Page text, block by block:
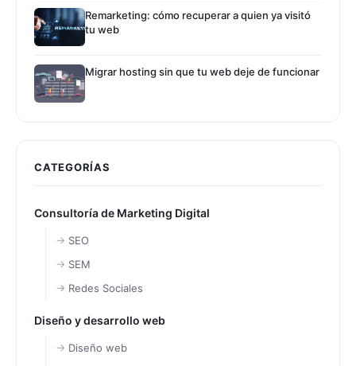
Remarketing: cómo recuperar a quien ya visitó
tu web
Migrar hosting sin que tu web deje de funcionar
CATEGORÍAS
Consultoría de Marketing Digital
SEO
SEM
Redes Sociales
Diseño y desarrollo web
Diseño web